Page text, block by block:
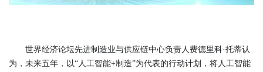
世界经济论坛先进制造业与供应链中心负责人费德里科·托蒂认
为，未来五年，以“人工智能+制造”为代表的行动计划，将人工智能